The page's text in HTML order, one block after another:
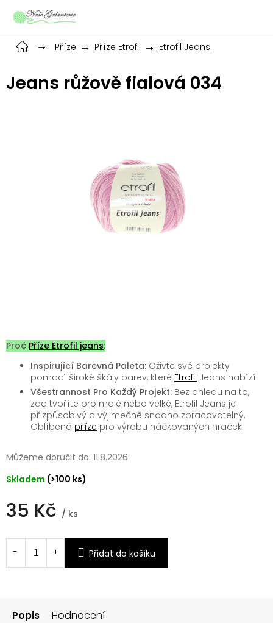
Příze
Příze Etrofil Etrofil Jeans
Jeans růžově fialová 034
35 Kč / ks
cena:
Skladem (>100 ks)
Můžeme doručit do: 11.8.2026
Přidat do košíku
Proč Příze Etrofil jeans:
Inspirující Barevná Paleta: Oživte své projekty
pomocí široké škály barev, které Etrofil Jeans nabízí.
Všestrannost Pro Každý Projekt: Bez ohledu na to,
zda tvoříte pro malé nebo velké, Etrofil Jeans je
přizpůsobivý a výjimečně snadno zpracovatelný.
Oblíbená příze pro výrobu háčkovaných hraček.
Popis Hodnocení